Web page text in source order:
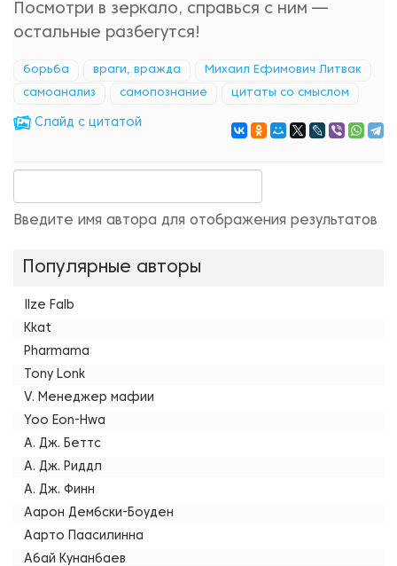
Посмотри в зеркало, справься с ним —
остальные разбегутся!
борьба враги, вражда Михаил Ефимович Литвак
самоанализ самопознание цитаты со смыслом
Cлайд с цитатой
Введите имя автора для отображения результатов
Популярные авторы
Ilze Falb
Kkat
Pharmama
Tony Lonk
V. Менеджер мафии
Yoo Eon-Hwa
А. Дж. Беттс
А. Дж. Риддл
А. Дж. Финн
Аарон Дембски-Боуден
Аарто Паасилинна
Абай Кунанбаев